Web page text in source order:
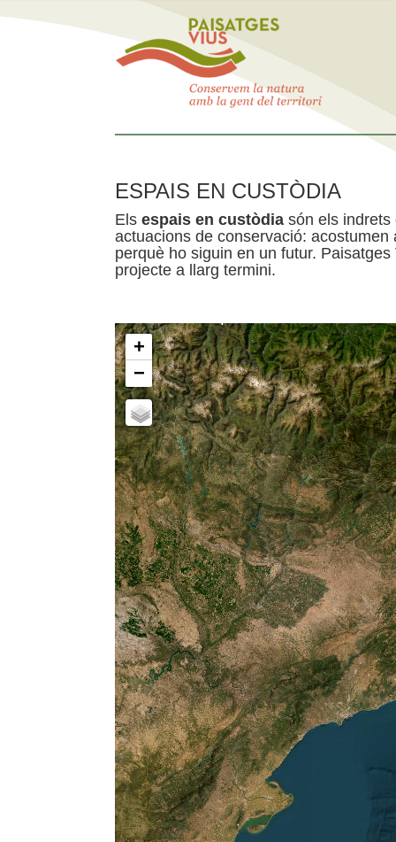
ESPAIS EN CUSTÒDIA
Els espais en custòdia són els indrets
actuacions de conservació:
perquè ho siguin en un futur.
projecte a llarg termini.
+
−